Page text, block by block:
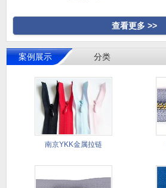
查看更多 >>
案例展示 分类
南京YKK金属拉链